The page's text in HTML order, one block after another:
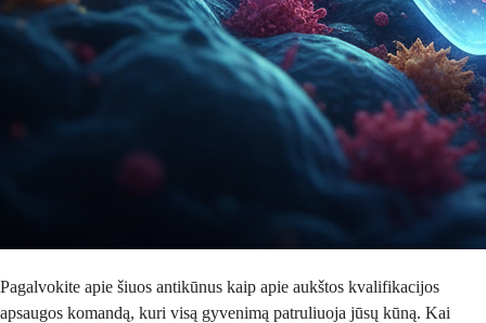
Pagalvokite apie šiuos antikūnus kaip apie aukštos kvalifikacijos
apsaugos komandą, kuri visą gyvenimą patruliuoja jūsų kūną. Kai